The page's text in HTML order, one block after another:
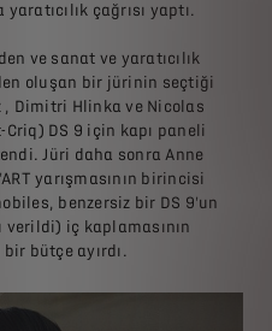
çağrısı yaptı.
ve sanat ve yaratıcılık
oluşan bir jürinin seçtiği
Dimitri Hlinka ve Nicolas
DS 9 için kapı paneli
Jüri daha sonra Anne
yarışmasının birincisi
benzersiz bir DS 9'un
verildi) iç kaplamasının
bütçe ayırdı.